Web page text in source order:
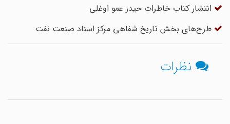
انتشار کتاب خاطرات حیدر عمو اوغلی
طرح‌های بخش تاریخ شفاهی مرکز اسناد صنعت نفت
نظرات